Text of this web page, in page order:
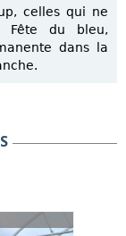
celles qui ne
Fête du bleu,
dans la